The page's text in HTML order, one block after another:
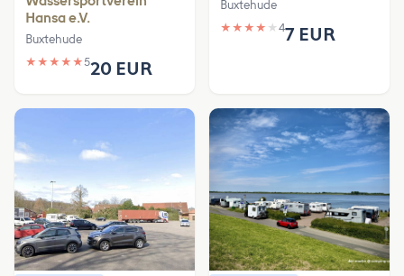
Hansa e.V.
Buxtehude
★ ★ ★ ★ ★520 EUR
Buxtehude
★ ★ ★ ★ ★ 47 EUR